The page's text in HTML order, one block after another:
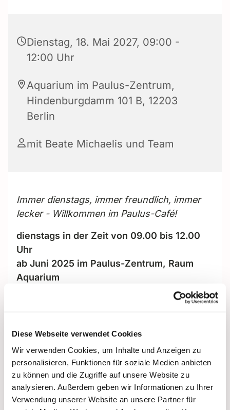
Diese Webseite verwendet Cookies
Wir verwenden Cookies, um Inhalte und Anzeigen zu
personalisieren, Funktionen für soziale Medien anbieten
zu können und die Zugriffe auf unsere Website zu
analysieren. Außerdem geben wir Informationen zu Ihrer
Verwendung unserer Website an unsere Partner für
Dienstag, 18. Mai 2027, 09:00 -
12:00 Uhr
Aquarium im Paulus-Zentrum,
Hindenburgdamm 101 B, 12203
Berlin
mit Beate Michaelis und Team
Immer dienstags, immer freundlich, immer
lecker - Willkommen im Paulus-Café!
dienstags in der Zeit von 09.00 bis 12.00
Uhr
ab Juni 2025 im Paulus-Zentrum, Raum
Aquarium
... mit leckeren Kaffeespezialitäten und
natürlich auch Tee und Säften. Ab 9.30 Uhr
gibt es ein kleines Frühstückangebot in
gemütlicher Atmosphäre, und besonders
stolz sind wir auf unseren frischen, mit